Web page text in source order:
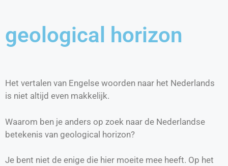
geological horizon
Het vertalen van Engelse woorden naar het Nederlands
is niet altijd even makkelijk.
Waarom ben je anders op zoek naar de Nederlandse
betekenis van geological horizon?
Je bent niet de enige die hier moeite mee heeft. Op het